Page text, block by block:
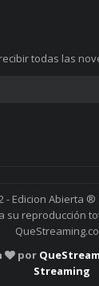
todas las
- Edicion Abierta
su reproducción
por
Streaming